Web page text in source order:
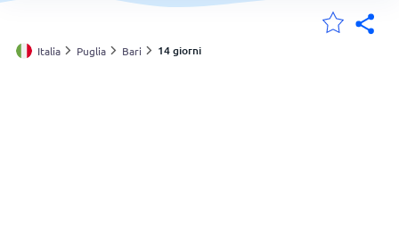
Le mie località
Italia Puglia Bari 14 giorni